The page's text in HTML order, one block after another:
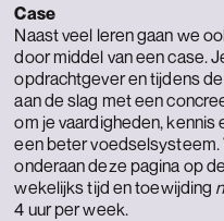
Case
Naast veel leren gaan we
door middel van een case.
opdrachtgever en tijdens
aan de slag met een
om je vaardigheden,
een beter voedselsysteem.
onderaan deze pagina op
wekelijks tijd en toewijding
4 uur per week.